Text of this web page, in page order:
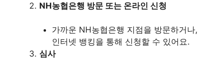
NH농협은행 방문 또는 온라인 신청
가까운 NH농협은행 지점을 방문하거나,
인터넷 뱅킹을 통해 신청할 수 있어요.
심사